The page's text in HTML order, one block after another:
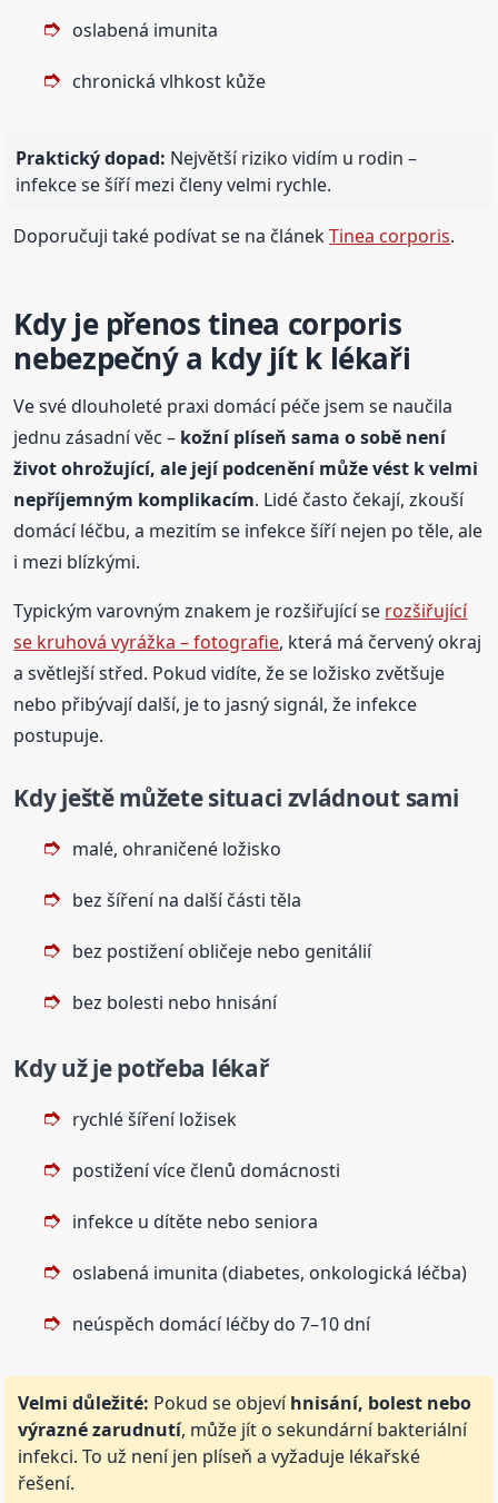
oslabená imunita
chronická vlhkost kůže
Praktický dopad: Největší riziko vidím u rodin –
infekce se šíří mezi členy velmi rychle.
Doporučuji také podívat se na článekTinea corporis.
Kdy je přenos tinea corporis
nebezpečný a kdy jít k lékaři
Ve své dlouholeté praxi domácí péče jsem se naučila
jednu zásadní věc – kožní plíseň sama o sobě není
život ohrožující, ale její podcenění může vést k velmi
nepříjemným komplikacím. Lidé často čekají, zkouší
domácí léčbu, a mezitím se infekce šíří nejen po těle, ale
i mezi blízkými.
Typickým varovným znakem je rozšiřující se rozšiřující
se kruhová vyrážka – fotografie, která má červený okraj
a světlejší střed. Pokud vidíte, že se ložisko zvětšuje
nebo přibývají další, je to jasný signál, že infekce
postupuje.
Kdy ještě můžete situaci zvládnout sami
malé, ohraničené ložisko
bez šíření na další části těla
bez postižení obličeje nebo genitálií
bez bolesti nebo hnisání
Kdy už je potřeba lékař
rychlé šíření ložisek
postižení více členů domácnosti
infekce u dítěte nebo seniora
oslabená imunita (diabetes, onkologická léčba)
neúspěch domácí léčby do 7–10 dní
Velmi důležité: Pokud se objevíhnisání, bolest nebo
výrazné zarudnutí, může jít o sekundární bakteriální
infekci. To už není jen plíseň a vyžaduje lékařské
řešení.